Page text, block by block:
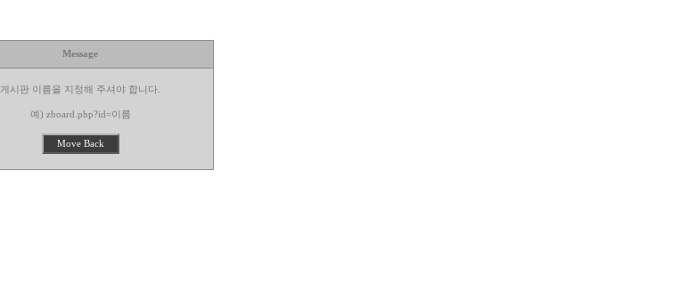
Message
게시판 이름을 지정해 주셔야 합니다.
예) zboard.php?id=이름